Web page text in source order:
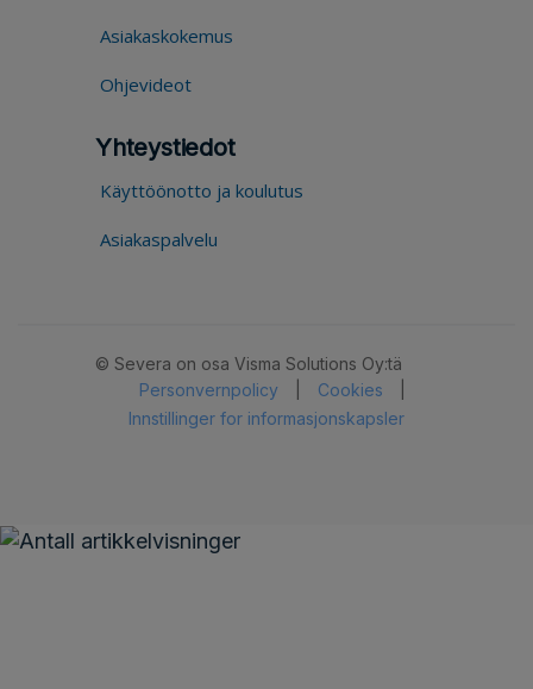
Asiakaskokemus
Ohjevideot
Yhteystiedot
Käyttöönotto ja koulutus
Asiakaspalvelu
© Severa on osa Visma Solutions Oy:tä
Personvernpolicy
Cookies
Innstillinger for informasjonskapsler